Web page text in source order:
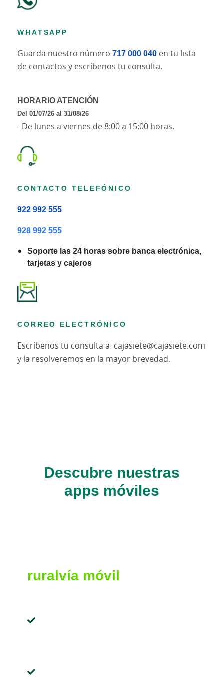
WHATSAPP
Guarda nuestro número 717 000 040 en tu lista
de contactos y escríbenos tu consulta.
HORARIO ATENCIÓN
Del 01/07/26 al 31/08/26
- De lunes a viernes de 8:00 a 15:00 horas.
CONTACTO TELEFÓNICO
922 992 555
928 992 555
Soporte las 24 horas sobre banca electrónica,
tarjetas y cajeros
CORREO ELECTRÓNICO
Escríbenos tu consulta a cajasiete@cajasiete.com
y la resolveremos en la mayor brevedad.
Descubre nuestras
apps móviles
ruralvía móvil